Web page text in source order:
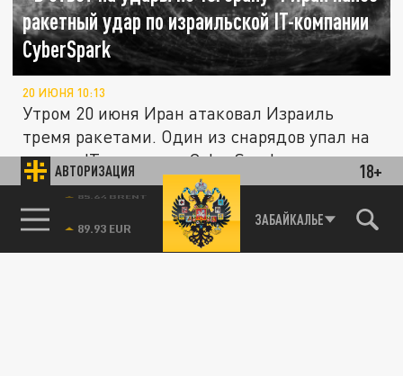
АВТОРИЗАЦИЯ 18+
ЗАБАЙКАЛЬЕ
ракетный удар по израильской IT-компании
CyberSpark
20 ИЮНЯ 10:13
Утром 20 июня Иран атаковал Израиль
тремя ракетами. Один из снарядов упал на
здание IT-компании CyberSpark.
ПОЛИТИКА